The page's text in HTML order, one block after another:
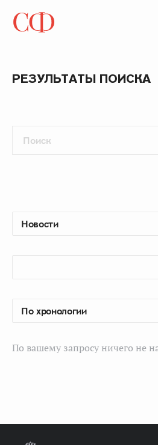
РЕЗУЛЬТАТЫ ПОИСКА
По вашему запросу ничего не